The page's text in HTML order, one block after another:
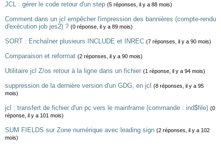
JCL : gérer le code retour d'un step (5 réponses, il y a 88 mois)
Comment dans un jcl empêcher l'impression des bannières (compte-rendu
d'exécution job jes2) ? (0 réponse, il y a 89 mois)
SORT : Enchaîner plusieurs INCLUDE et INREC (7 réponses, il y a 90 mois)
Comparaison et reformat (2 réponses, il y a 90 mois)
Utilitaire jcl Z/os retour à la ligne dans un fichier (1 réponse, il y a 94 mois)
suppression de la dernière version d'un GDG, en jcl
(8 réponses, il y a 95
mois)
jcl : transfert de fichier d'un pc vers le mainframe (commande : ind$file) (0
réponse, il y a 101 mois)
SUM FIELDS sur Zone numérique avec leading sign (2 réponses, il y a 102
mois)